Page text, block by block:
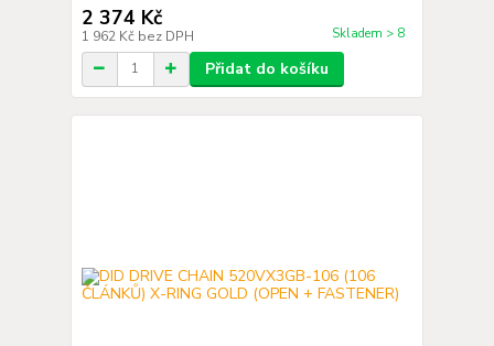
2 374 Kč
1 962 Kč bez DPH Skladem > 8
Přidat do košíku